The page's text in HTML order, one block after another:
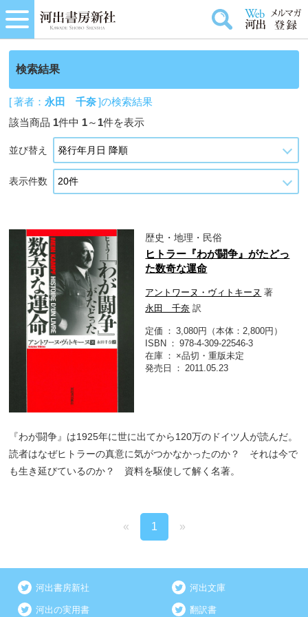
検索結果
[ 著者： 永田 千奈]の検索結果
該当商品 1件中 1～ 1件を表示
並び替え
表示件数
歴史・地理・民俗
ヒトラー『わが闘争』がたどっ
た数奇な運命
アントワーヌ・ヴィトキーヌ 著
永田 千奈 訳
定価
3,080円（本体：2,800円）
ISBN
978-4-309-22546-3
在庫
×品切・重版未定
発売日
2011.05.23
『わが闘争』は1925年に世に出てから120万のドイツ人が読んだ。
読者はなぜヒトラーの真意に気がつかなかったのか？ それは今で
も生き延びているのか？ 資料を駆使して解く名著。
« 1 »
河出書房新社 河出文庫
河出の実用書 翻訳書